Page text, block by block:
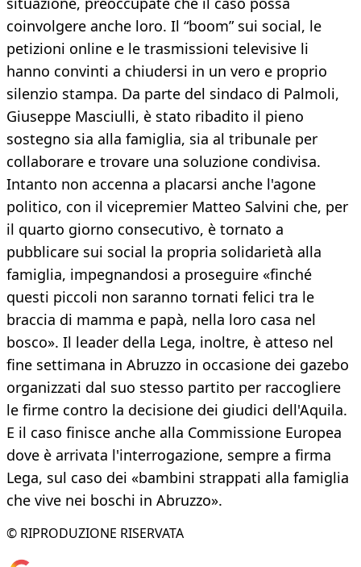
coinvolgere anche loro. Il “boom” sui social, le
petizioni online e le trasmissioni televisive li
hanno convinti a chiudersi in un vero e proprio
silenzio stampa. Da parte del sindaco di Palmoli,
Giuseppe Masciulli, è stato ribadito il pieno
sostegno sia alla famiglia, sia al tribunale per
collaborare e trovare una soluzione condivisa.
Intanto non accenna a placarsi anche l'agone
politico, con il vicepremier Matteo Salvini che, per
il quarto giorno consecutivo, è tornato a
pubblicare sui social la propria solidarietà alla
famiglia, impegnandosi a proseguire «finché
questi piccoli non saranno tornati felici tra le
braccia di mamma e papà, nella loro casa nel
bosco». Il leader della Lega, inoltre, è atteso nel
fine settimana in Abruzzo in occasione dei gazebo
organizzati dal suo stesso partito per raccogliere
le firme contro la decisione dei giudici dell'Aquila.
E il caso finisce anche alla Commissione Europea
dove è arrivata l'interrogazione, sempre a firma
Lega, sul caso dei «bambini strappati alla famiglia
che vive nei boschi in Abruzzo».
© RIPRODUZIONE RISERVATA